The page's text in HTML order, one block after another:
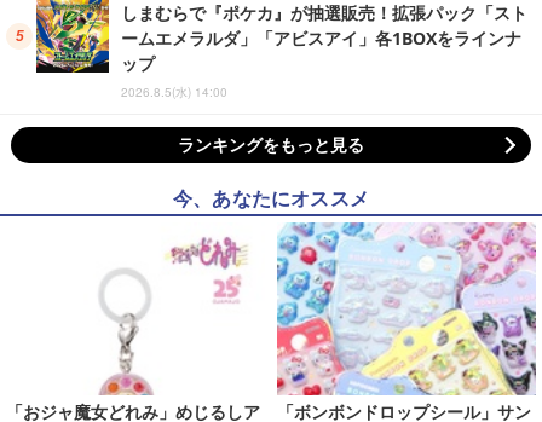
しまむらで『ポケカ』が抽選販売！拡張パック「スト
ームエメラルダ」「アビスアイ」各1BOXをラインナ
ップ
2026.8.5(水) 14:00
ランキングをもっと見る
今、あなたにオススメ
「おジャ魔女どれみ」めじるしア 「ボンボンドロップシール」サン